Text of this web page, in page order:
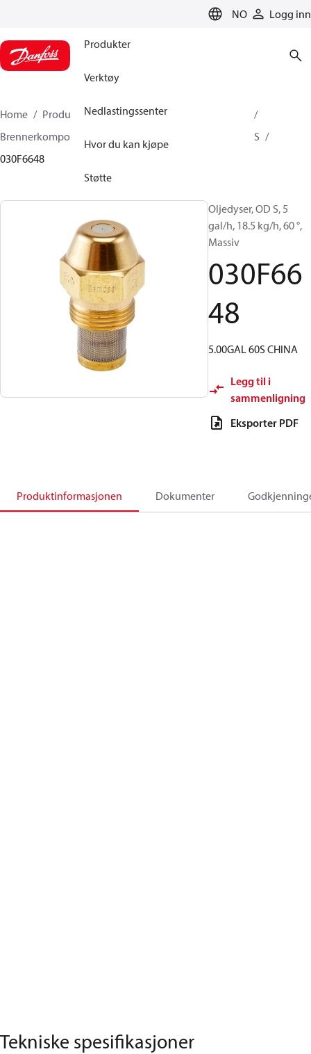
NO Logg inn
Produkter
Verktøy
Nedlastingssenter
Hvor du kan kjøpe
Støtte
Home Produkter
Klimaløsninger for oppvarming
Brennerkomponenter
OD B / OD H / OD S
030F6648
Oljedyser, OD S, 5
gal/h, 18.5 kg/h, 60 °,
Massiv
030F66
48
5.00GAL 60S CHINA
Legg til i
sammenligning
Eksporter PDF
Produktinformasjonen Dokumenter
Tekniske spesifikasjoner